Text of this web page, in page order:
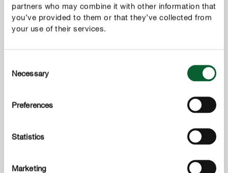
partners who may combine it with other information that
you’ve provided to them or that they’ve collected from
your use of their services.
Selection
Necessary
Preferences
Statistics
Marketing